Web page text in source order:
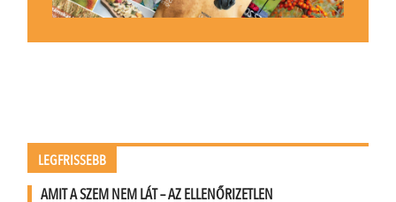
LEGFRISSEBB
AMIT A SZEM NEM LÁT – AZ ELLENŐRIZETLEN